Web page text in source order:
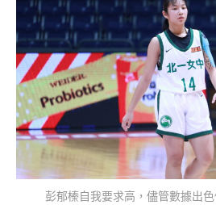
彭郁榛自我要求高，儘管數據出